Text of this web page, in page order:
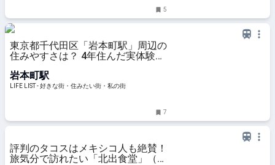
5
東京都千代田区「岩本町駅」周辺の
住みやすさは？ 4年住んだ実体験か
介 - LIFE LIST - 好きな街・住みたい
街・私の街
岩本町駅
LIFE LIST - 好きな街・住みたい街・私の街
7
評判のタコスはメキシコ人も絶賛！
旅気分で訪れたい「北出食堂」（東